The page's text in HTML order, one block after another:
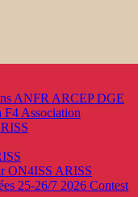
ANFR ARCEP DGE
F4 Association
ON4ISS ARISS
25-26/7 2026 Contest